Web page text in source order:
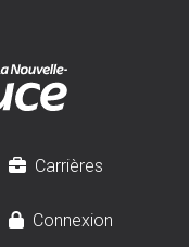
Carrières
Connexion